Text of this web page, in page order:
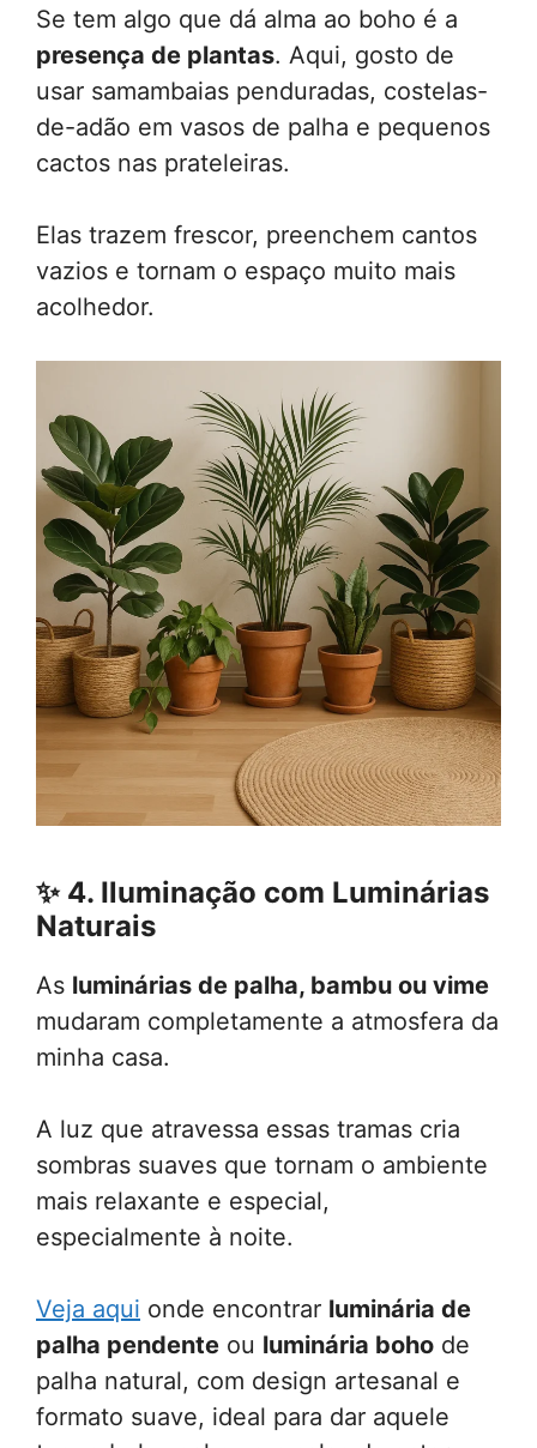
Se tem algo que dá alma ao boho é a
presença de plantas. Aqui, gosto de
usar samambaias penduradas, costelas-
de-adão em vasos de palha e pequenos
cactos nas prateleiras.
Elas trazem frescor, preenchem cantos
vazios e tornam o espaço muito mais
acolhedor.
✨ 4. Iluminação com Luminárias
Naturais
As luminárias de palha, bambu ou vime
mudaram completamente a atmosfera da
minha casa.
A luz que atravessa essas tramas cria
sombras suaves que tornam o ambiente
mais relaxante e especial,
especialmente à noite.
Veja aqui onde encontrar luminária de
palha pendente ou luminária boho de
palha natural, com design artesanal e
formato suave, ideal para dar aquele